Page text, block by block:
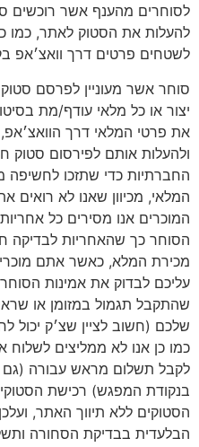
לסוחרים מהענף אשר רוכשים
להעלות את הסטוק לאתר, כמו
לשטחים פרטים דרך וואצ׳אפ
סוחר אשר מעוניין לפרסם סטוק
יצור או כל מלאי עודף/מת
את פרטי המלאי דרך
ולהעלות אותם לפירסום סטוק
החברתיות כדי שתזכו לחשיפה
המלאי, מכיוון שאנו לא רואים
המוכרים אנו מסירים כל
הסוחר כך שהאחריות לבדיקה
מכירת המלא, כאשר אתם
עליכם לבדוק את אמינות
שהתקבל תגמול במזומן או
שלכם (חשוב לציין שצ׳ק יכול
כמו כן אנו לא ממליצים
לקבל תשלום מראש עבורה
בנקודת המפגש) רכישת
הסטוקים ללא תיווך האתר,
הבלעדית בבדיקת הסחורה